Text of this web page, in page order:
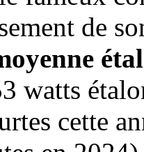
de
watts
cette